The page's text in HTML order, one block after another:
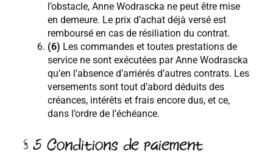
l’obstacle, Anne Wodrascka ne peut être mise
en demeure. Le prix d’achat déjà versé est
remboursé en cas de résiliation du contrat.
(6) Les commandes et toutes prestations de
service ne sont exécutées par Anne Wodrascka
qu’en l’absence d’arriérés d’autres contrats. Les
versements sont tout d’abord déduits des
créances, intérêts et frais encore dus, et ce,
dans l’ordre de l’échéance.
§ 5 Conditions de paiement